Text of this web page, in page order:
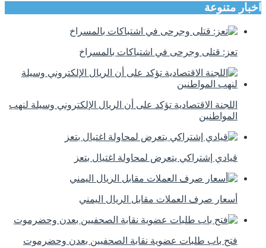
اخبار متنوعة
تعز: قتلى وجرحى في اشتباكات بالمسراخ
اللجنة الاقتصادية تؤكد على أن الريال الإلكتروني وسيلة لنهب
المواطنين
قيادي إشتراكي يتعرض لمحاولة اغتيال بتعز
أسعار صرف العملات مقابل الريال اليمني
فتح باب طلبات عضوية نقابة الصحفيين بعدن وحضرموت